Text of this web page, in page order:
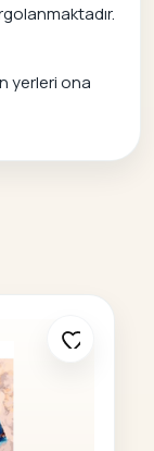
yerleri ona